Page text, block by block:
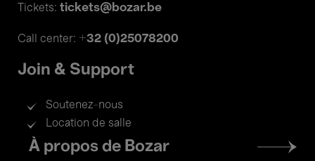
Tickets: tickets@bozar.be
Call center: +32 (0)25078200
Join & Support
Soutenez-nous
Location de salle
Footer
menu
À propos de Bozar